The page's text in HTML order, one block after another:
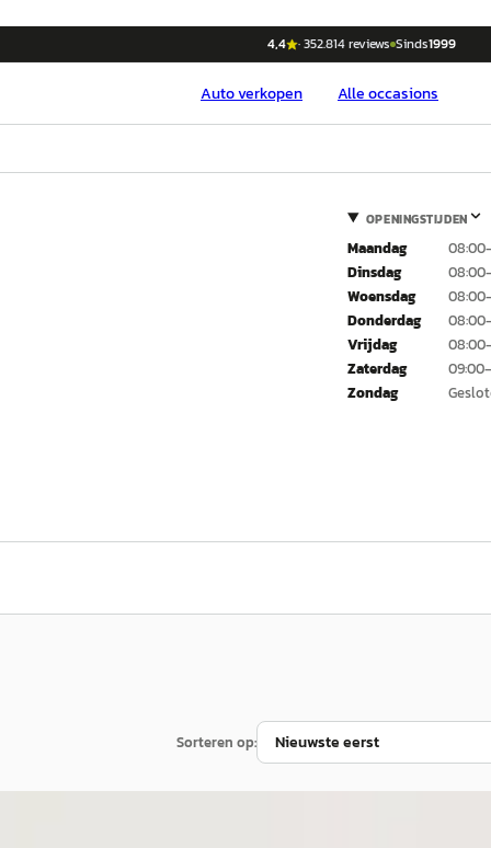
4,4 ·352.814reviews Sinds1999
Autoverkopen Alle occasions
OPENINGSTIJDEN
Maandag
Dinsdag
Woensdag
Donderdag
Vrijdag
Zaterdag
Zondag
Sorteren op: